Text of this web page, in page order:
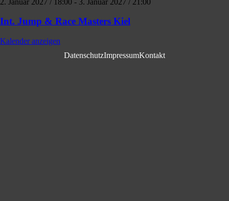
Int. Jump & Race Masters Kiel
Kalender anzeigen
DatenschutzImpressumKontakt